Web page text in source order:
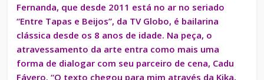
Fernanda, que desde 2011 está no ar no seriado
“Entre Tapas e Beijos”, da TV Globo, é bailarina
clássica desde os 8 anos de idade. Na peça, o
atravessamento da arte entra como mais uma
forma de dialogar com seu parceiro de cena, Cadu
Fávero. “O texto chegou para mim através da Kika,